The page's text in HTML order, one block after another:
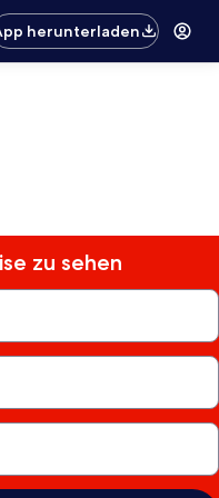
herunterladen
zu sehen